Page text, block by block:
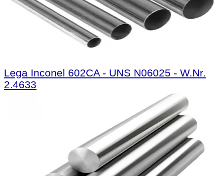
Lega Inconel 602CA - UNS N06025 - W.Nr.
2.4633